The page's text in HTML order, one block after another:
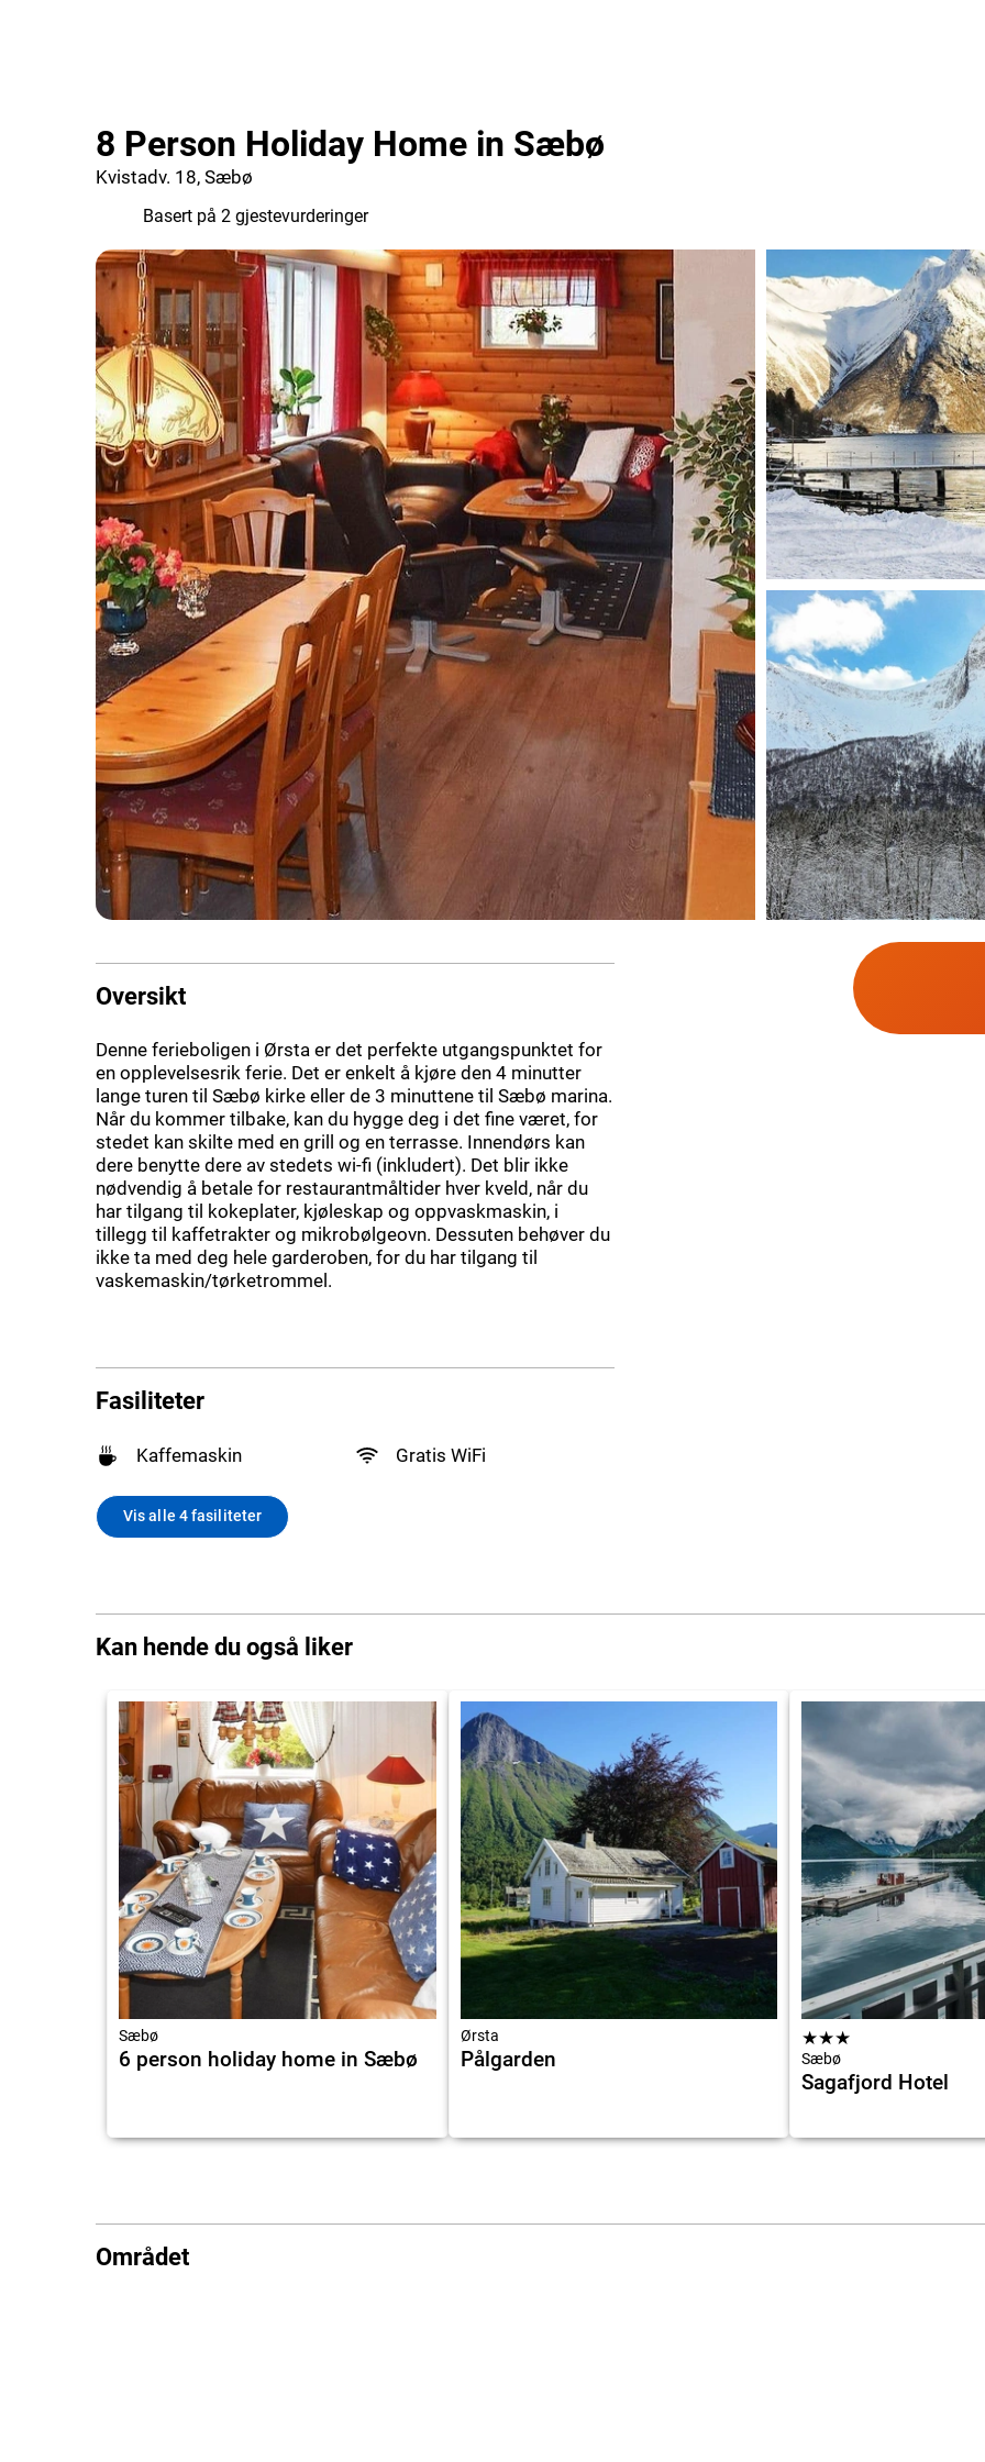
8 Person Holiday Home in Sæbø
Kvistadv. 18, Sæbø
Basert på 2 gjestevurderinger
Oversikt
Denne ferieboligen i Ørsta er det perfekte utgangspunktet for
en opplevelsesrik ferie. Det er enkelt å kjøre den 4 minutter
lange turen til Sæbø kirke eller de 3 minuttene til Sæbø marina.
Når du kommer tilbake, kan du hygge deg i det fine været, for
stedet kan skilte med en grill og en terrasse. Innendørs kan
dere benytte dere av stedets wi-fi (inkludert). Det blir ikke
nødvendig å betale for restaurantmåltider hver kveld, når du
har tilgang til kokeplater, kjøleskap og oppvaskmaskin, i
tillegg til kaffetrakter og mikrobølgeovn. Dessuten behøver du
ikke ta med deg hele garderoben, for du har tilgang til
vaskemaskin/tørketrommel.
Fasiliteter
Kaffemaskin Gratis WiFi
Vis alle 4 fasiliteter
Kan hende du også liker
Sæbø
6 person holiday home in Sæbø
Ørsta
Pålgarden
★★★
Sæbø
Sagafjord Hotel
Området